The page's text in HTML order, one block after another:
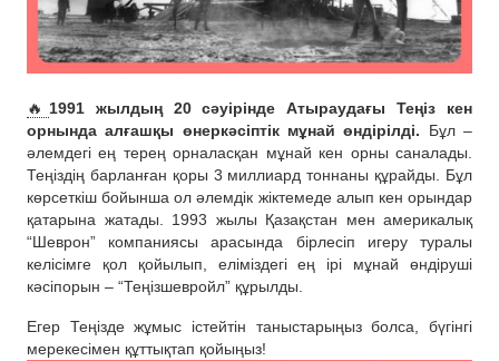
🔥 1991 жылдың 20 сәуірінде Атыраудағы Теңіз кен
орнында алғашқы өнеркәсіптік мұнай өндірілді. Бұл –
әлемдегі ең терең орналасқан мұнай кен орны саналады.
Теңіздің барланған қоры 3 миллиард тоннаны құрайды. Бұл
көрсеткіш бойынша ол әлемдік жіктемеде алып кен орындар
қатарына жатады. 1993 жылы Қазақстан мен америкалық
“Шеврон” компаниясы арасында бірлесіп игеру туралы
келісімге қол қойылып, еліміздегі ең ірі мұнай өндіруші
кәсіпорын – “Теңізшевройл” құрылды.
Егер Теңізде жұмыс істейтін таныстарыңыз болса, бүгінгі
мерекесімен құттықтап қойыңыз!